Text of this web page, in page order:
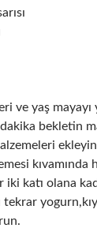
ve yaş mayayı
bekletin
ekleyin
kıvamında
iki katı olana